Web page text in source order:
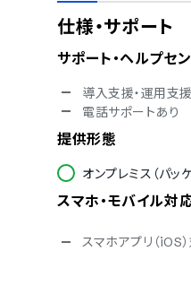
仕様・サポート
サポート・ヘルプセ
導入支援・運用支
電話サポートあり
提供形態
オンプレミス（パッ
スマホ・モバイル対
スマホアプリ（iOS